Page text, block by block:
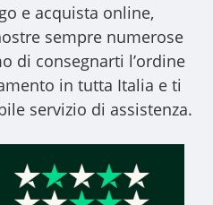
e acquista online,
sempre numerose
di consegnarti l’ordine
in tutta Italia e ti
servizio di assistenza.